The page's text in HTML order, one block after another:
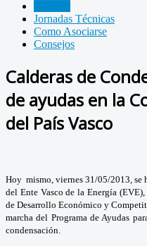
Jornadas Técnicas
Como Asociarse
Consejos
Calderas de
de ayudas en la
del País Vasco
Hoy mismo, viernes 31/05/2013, se
del Ente Vasco de la Energía
de Desarrollo Económico y
marcha del Programa de Ayudas
condensación.